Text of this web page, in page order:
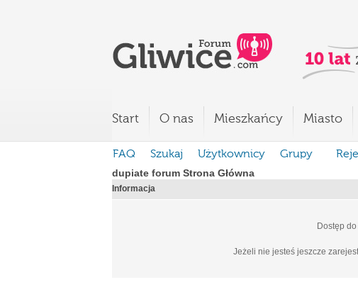
Start O nas Mieszkańcy Miasto
FAQ Szukaj Użytkownicy Grupy
dupiate forum Strona Główna
Informacja
Dostęp
Jeżeli nie jesteś jeszcze